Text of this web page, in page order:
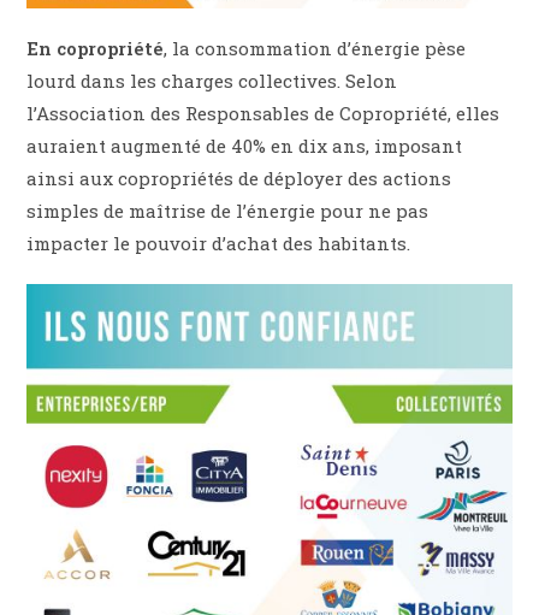
En copropriété, la consommation d’énergie pèse
lourd dans les charges collectives. Selon
l’Association des Responsables de Copropriété, elles
auraient augmenté de 40% en dix ans, imposant
ainsi aux copropriétés de déployer des actions
simples de maîtrise de l’énergie pour ne pas
impacter le pouvoir d’achat des habitants.